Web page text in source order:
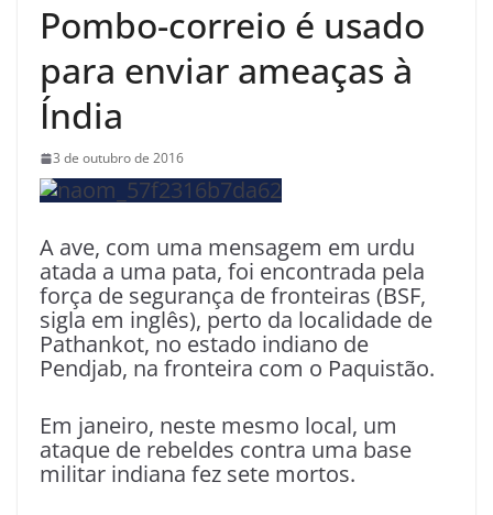
Pombo-correio é usado
para enviar ameaças à
Índia
3 de outubro de 2016
A ave, com uma mensagem em urdu
atada a uma pata, foi encontrada pela
força de segurança de fronteiras (BSF,
sigla em inglês), perto da localidade de
Pathankot, no estado indiano de
Pendjab, na fronteira com o Paquistão.
Em janeiro, neste mesmo local, um
ataque de rebeldes contra uma base
militar indiana fez sete mortos.